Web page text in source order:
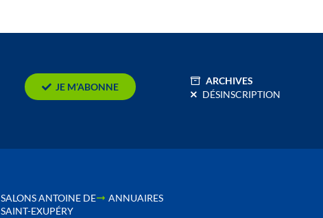
JE M’ABONNE
ARCHIVES
DÉSINSCRIPTION
SALONS ANTOINE DE
SAINT-EXUPÉRY
ANNUAIRES